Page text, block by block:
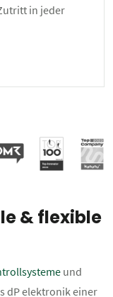
in jeder
& flexible
und
dP elektronik einer